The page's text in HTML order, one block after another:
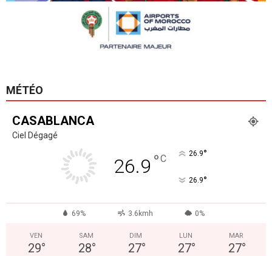
MÉTÉO
CASABLANCA
Ciel Dégagé
26.9 °C 26.9°
26.9°
69% 3.6kmh 0%
VEN
29°
SAM
28°
DIM
27°
LUN
27°
MAR
27°